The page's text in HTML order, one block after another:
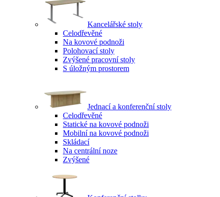
Kancelářské stoly
Celodřevěné
Na kovové podnoži
Polohovací stoly
Zvýšené pracovní stoly
S úložným prostorem
Jednací a konferenční stoly
Celodřevěné
Statické na kovové podnoži
Mobilní na kovové podnoži
Skládací
Na centrální noze
Zvýšené